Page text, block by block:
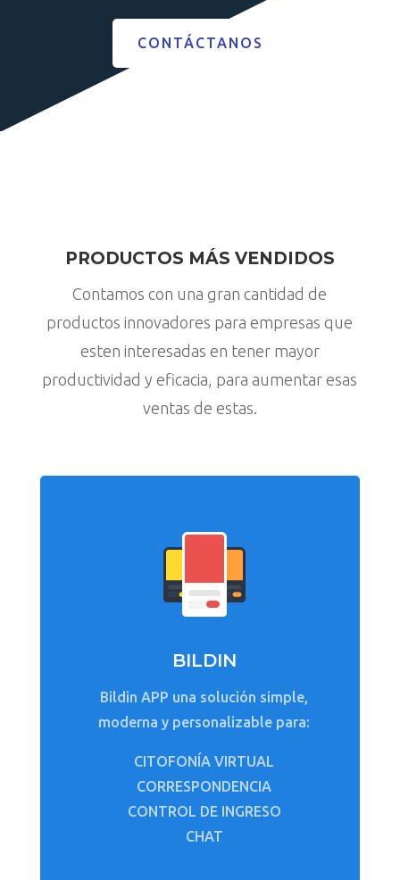
CONTÁCTANOS
PRODUCTOS MÁS VENDIDOS
Contamos con una gran cantidad de
productos innovadores para empresas que
esten interesadas en tener mayor
productividad y eficacia, para aumentar esas
ventas de estas.
BILDIN
Bildin APP una solución simple,
moderna y personalizable para:
CITOFONÍA VIRTUAL
CORRESPONDENCIA
CONTROL DE INGRESO
CHAT